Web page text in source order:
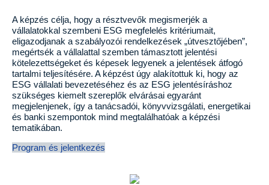
A képzés célja, hogy a résztvevők megismerjék a
vállalatokkal szembeni ESG megfelelés kritériumait,
eligazodjanak a szabályozói rendelkezések „útvesztőjében”,
megértsék a vállalattal szemben támasztott jelentési
kötelezettségeket és képesek legyenek a jelentések átfogó
tartalmi teljesítésére. A képzést úgy alakítottuk ki, hogy az
ESG vállalati bevezetéséhez és az ESG jelentésíráshoz
szükséges kiemelt szereplők elvárásai egyaránt
megjelenjenek, így a tanácsadói, könyvvizsgálati, energetikai
és banki szempontok mind megtalálhatóak a képzési
tematikában.
Program és jelentkezés